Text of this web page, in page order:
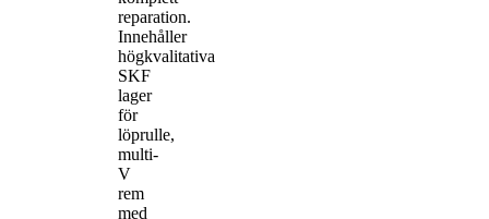
reparation.
Innehåller
högkvalitativa
SKF
lager
för
löprulle,
multi-
V
rem
med